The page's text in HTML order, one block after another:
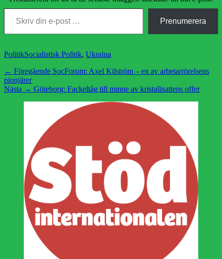
Skriv din e-post …
Prenumerera
Kategorier
PolitikEtiketter
Socialistisk Politik, Ukraina
Inläggsnavigering
← Föregående Föregående
SocForum: Axel Kilström – en av arbetarrörelsens
pionjärer
Nästa → Nästa
Göteborg: Fackeltåg till minne av kristallnattens offer